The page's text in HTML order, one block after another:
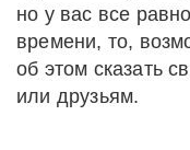
но у вас все
времени, то,
об этом сказать
или друзьям.